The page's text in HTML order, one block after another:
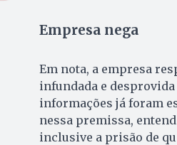
Empresa nega
Em nota, a empresa
infundada e desprovida
informações já foram
nessa premissa,
inclusive a prisão de